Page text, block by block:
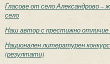
Гласове от село Александрово
село
Наш автор с престижно отличие
Национален литературен
(резултати)